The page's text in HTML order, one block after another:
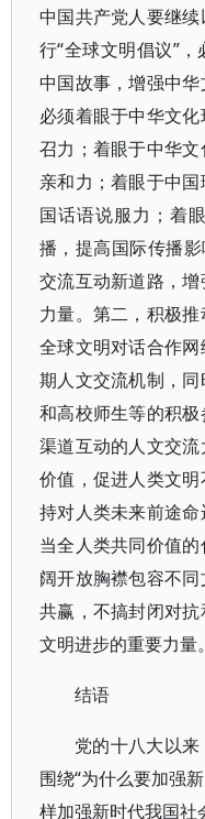
中国共产党人要继
行“全球文明倡议”
中国故事，增强中
必须着眼于中华文
召力；着眼于中华
亲和力；着眼于中
国话语说服力；着
播，提高国际传播
交流互动新道路，
力量。第二，积极
全球文明对话合作
期人文交流机制，
和高校师生等的积
渠道互动的人文交
价值，促进人类文
持对人类未来前途
当全人类共同价值
阔开放胸襟包容不
共赢，不搞封闭对
文明进步的重要力量。
结语
党的十八大以
围绕“为什么要加强
样加强新时代我国社